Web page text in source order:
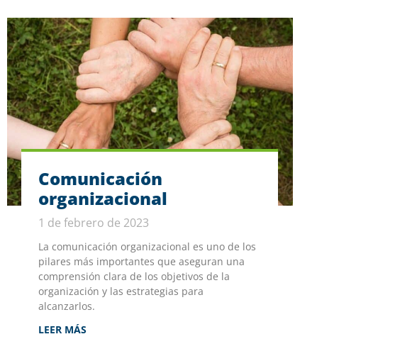
Comunicación
organizacional
1 de febrero de 2023
La comunicación organizacional es uno de los
pilares más importantes que aseguran una
comprensión clara de los objetivos de la
organización y las estrategias para
alcanzarlos.
LEER MÁS